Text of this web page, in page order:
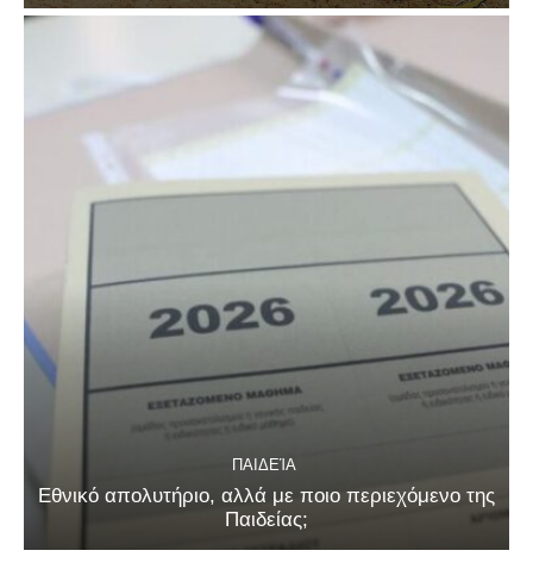
ΠΑΙΔΕΊΑ
Εθνικό απολυτήριο, αλλά με ποιο περιεχόμενο της
Παιδείας;